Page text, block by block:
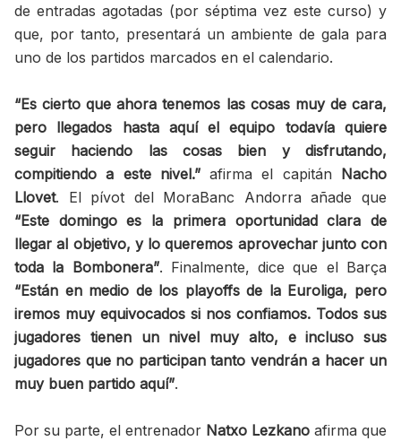
de entradas agotadas (por séptima vez este curso) y
que, por tanto, presentará un ambiente de gala para
uno de los partidos marcados en el calendario.
“Es cierto que ahora tenemos las cosas muy de cara,
pero llegados hasta aquí el equipo todavía quiere
seguir haciendo las cosas bien y disfrutando,
compitiendo a este nivel.”afirma el capitán Nacho
Llovet. El pívot del MoraBanc Andorra añade que
“Este domingo es la primera oportunidad clara de
llegar al objetivo, y lo queremos aprovechar junto con
toda la Bombonera”. Finalmente, dice que el Barça
“Están en medio de los playoffs de la Euroliga, pero
iremos muy equivocados si nos confiamos. Todos sus
jugadores tienen un nivel muy alto, e incluso sus
jugadores que no participan tanto vendrán a hacer un
muy buen partido aquí”.
Por su parte, el entrenador Natxo Lezkano afirma que